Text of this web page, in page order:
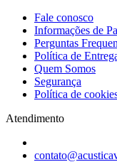
Fale conosco
Informações de
Perguntas
Política de
Quem Somos
Segurança
Política de
Atendimento